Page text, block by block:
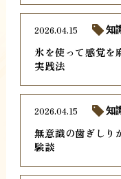
氷を使って感覚を
実践法
2026.04.15 知
無意識の歯ぎしり
験談
2026.04.15 知